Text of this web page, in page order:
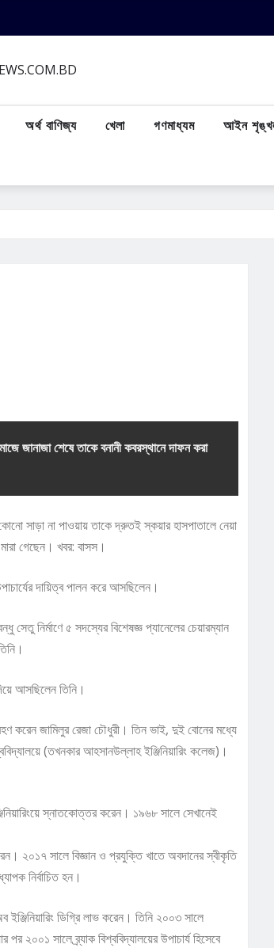
অর্থ বাণিজ্য খেলা গণমাধ্যম আইন
জানাজা শেষে তাকে বনানী কবরস্থানে দাফন করা
সাড়া না পাওয়ায় তাকে দ্রুতই স্কয়ার হাসপাতালে নেয়া
গেছেন। খবর: বাসস।
দায়িত্ব পালন করে আসছিলেন।
সেতু নির্মাণে ৫ সদস্যের বিশেষজ্ঞ প্যানেলের চেয়ারম্যান
আসছিলেন তিনি।
করেন জামিলুর রেজা চৌধুরী। তিন ভাই, দুই বোনের মধ্যে
(তখনকার আহসানউল্লাহ ইঞ্জিনিয়ারিং কলেজ)।
স্নাতকোত্তর করেন। ১৯৬৮ সালে সেখানেই
২০১৭ সালে বিজ্ঞান ও প্রযুক্তি খাতে অবদানের স্বীকৃতি
নির্বাচিত হন।
ইঞ্জিনিয়ারিং ডিগ্রি লাভ করেন। তিনি ২০০৩ সালে
২০০১ সালে ব্র্যাক বিশ্ববিদ্যালয়ের উপাচার্য হিসেবে